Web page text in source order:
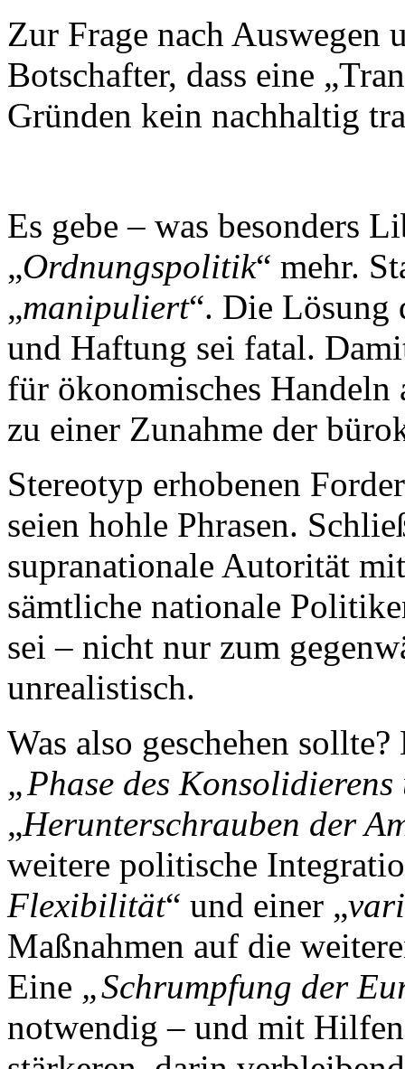
Zur Frage nach Auswegen
Botschafter, dass eine
Gründen kein nachhaltig
Es gebe – was besonders
„Ordnungspolitik“ mehr.
„manipuliert“. Die Lösung
und Haftung sei fatal.
für ökonomisches Handeln
zu einer Zunahme der
Stereotyp erhobenen
seien hohle Phrasen.
supranationale Autorität
sämtliche nationale
sei – nicht nur zum
unrealistisch.
Was also geschehen
„Phase des
„Herunterschrauben der
weitere politische
Flexibilität“ und einer „
Maßnahmen auf die
Eine „Schrumpfung der
notwendig – und mit